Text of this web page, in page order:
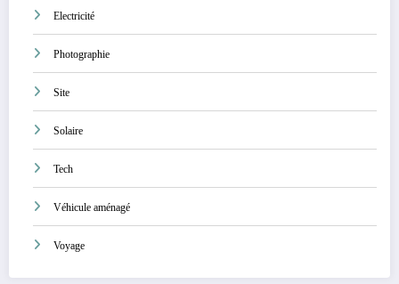
Electricité
Photographie
Site
Solaire
Tech
Véhicule aménagé
Voyage